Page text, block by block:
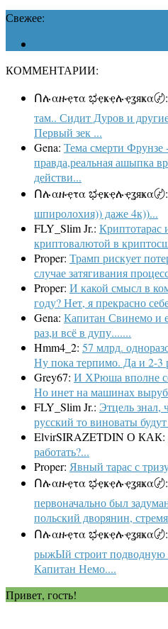
Свежее:
КОММЕНТАРИИ:
Ոሉαዙҿτα ಭҿҝҿሉҿʓяҝα〄:
там.. Сидит Дуров и
Первый зек ...
Gena: Тема смерти Фрунзе
правда,реальная ашыпка
действи...
Ոሉαዙҿτα ಭҿҝҿሉҿʓяҝα〄:
шпиролохия)) даже 4к))...
FLY_Slim Jr.: Криптотарас
криптовалютой в
Proper: Трамп рискует
случае затягивания
Proper: И какой смысл в
году? Нет, я прекрасно
Gena: Капитан Свинемо и
раз,и всё в дупу.......
Hmm4_2: 57 млрд.
Ну пока терпимо. Да и 2-3
Grey67: И ХРюша вполне
Но инет на машинах
FLY_Slim Jr.: Этцель знал,
русский то виноваты
ElvirSIRAZETDIN О КАК:
работать?...
Proper: Явный тарас с
Ոሉαዙҿτα ಭҿҝҿሉҿʓяҝα〄:
первоначально был
польский дворянин,
Ոሉαዙҿτα ಭҿҝҿሉҿʓяҝα〄:
рыжЫй строит подводную
Капитан Немо....
Привет, гость!